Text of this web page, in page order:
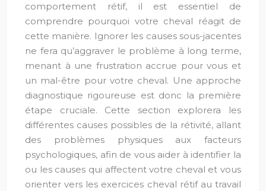
comportement rétif, il est essentiel de
comprendre pourquoi votre cheval réagit de
cette manière. Ignorer les causes sous-jacentes
ne fera qu’aggraver le problème à long terme,
menant à une frustration accrue pour vous et
un mal-être pour votre cheval. Une approche
diagnostique rigoureuse est donc la première
étape cruciale. Cette section explorera les
différentes causes possibles de la rétivité, allant
des problèmes physiques aux facteurs
psychologiques, afin de vous aider à identifier la
ou les causes qui affectent votre cheval et vous
orienter vers les exercices cheval rétif au travail